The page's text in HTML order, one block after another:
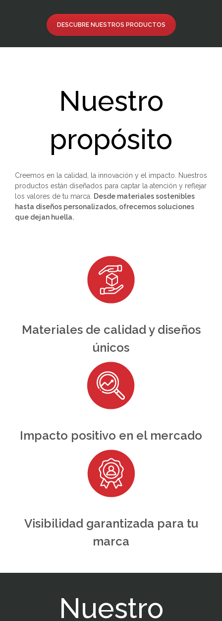
DESCUBRE NUESTROS PRODUCTOS
Nuestro
propósito
Creemos en la calidad, la innovación y el impacto. Nuestros
productos están diseñados para captar la atención y reflejar
los valores de tu marca.
Desde materiales sostenibles
hasta diseños personalizados, ofrecemos soluciones
que dejan huella.
Materiales de calidad y diseños
únicos
Impacto positivo en el mercado
Visibilidad garantizada para tu
marca
Nuestro